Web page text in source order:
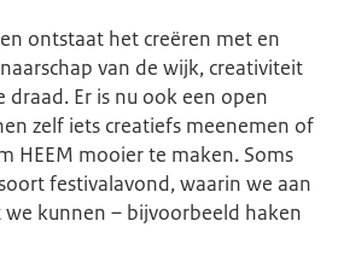
ontstaat het creëren met en
van de wijk, creativiteit
draad. Er is nu ook een open
zelf iets creatiefs meenemen of
HEEM mooier te maken. Soms
festivalavond, waarin we aan
kunnen – bijvoorbeeld haken